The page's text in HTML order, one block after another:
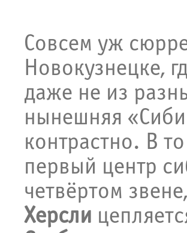
Совсем уж
Новокузнецке,
даже не из
нынешняя
контрастно. В
первый центр
четвёртом
Херсли